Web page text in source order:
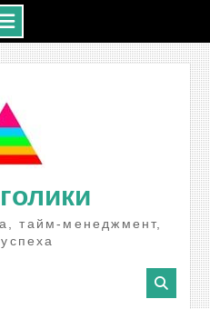
тайм-менеджмент,